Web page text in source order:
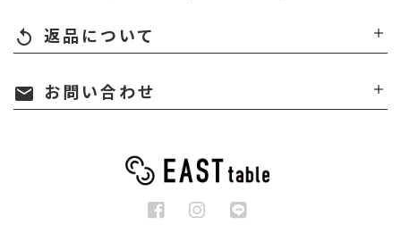
replay 返品について
mail お問い合わせ